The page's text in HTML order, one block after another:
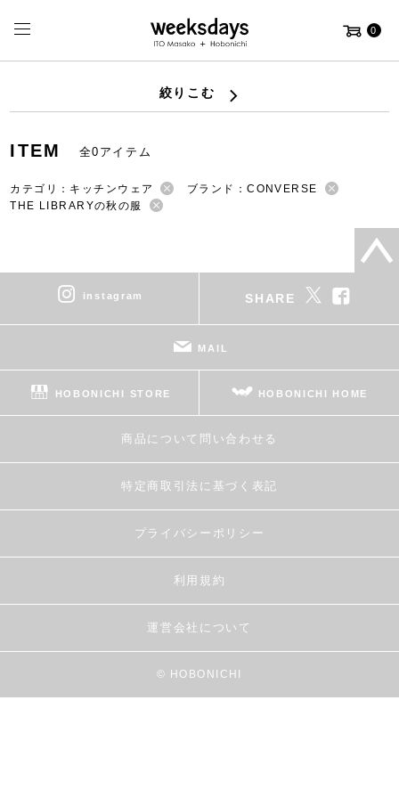
0
絞りこむ
ITEM 全0アイテム
カテゴリ：キッチンウェア
ブランド：CONVERSE
THE LIBRARYの秋の服
instagram SHARE
MAIL
HOBONICHI STORE HOBONICHI HOME
商品について問い合わせる
特定商取引法に基づく表記
プライバシーポリシー
利用規約
運営会社について
© HOBONICHI